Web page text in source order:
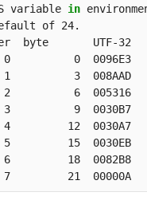
variable in
of 24.
byte       UTF-32
0          0  0096E3
1          3  008AAD
2          6  005316
3          9  0030B7
4         12  0030A7
5         15  0030EB
6         18  0082B8
7         21  00000A